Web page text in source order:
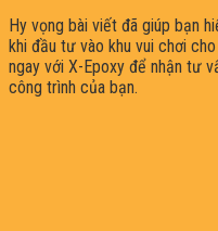
Hy vọng bài viết đã giúp bạn
khi đầu tư vào khu vui chơi
ngay với X-Epoxy để nhận tư
công trình của bạn.